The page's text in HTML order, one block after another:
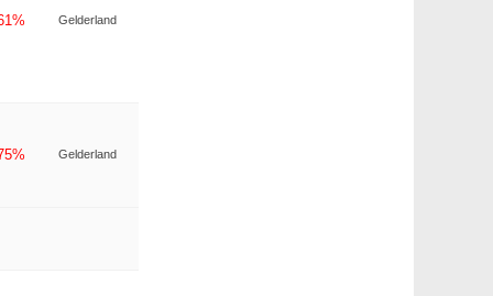
Gelderland
Gelderland